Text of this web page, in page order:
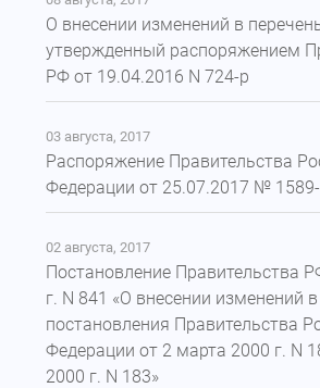
О внесении изменений в
утвержденный распоряжением
РФ от 19.04.2016 N 724-р
03 августа, 2017
Распоряжение Правительства
Федерации от 25.07.2017 №
02 августа, 2017
Постановление Правительства
г. N 841 «О внесении изменений в
постановления Правительства
Федерации от 2 марта 2000 г. N
2000 г. N 183»